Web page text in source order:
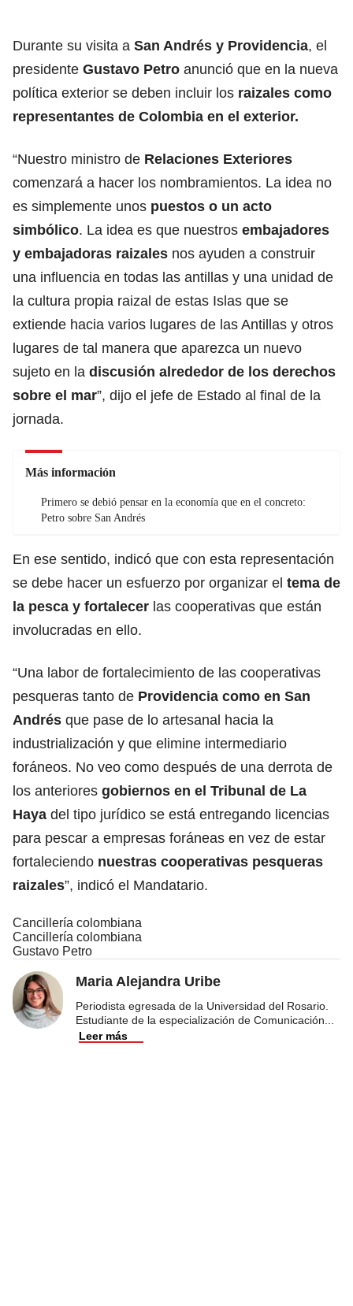
Durante su visita a San Andrés y Providencia, el
presidente Gustavo Petro anunció que en la nueva
política exterior se deben incluir los raizales como
representantes de Colombia en el exterior.
“Nuestro ministro de Relaciones Exteriores
comenzará a hacer los nombramientos. La idea no
es simplemente unos puestos o un acto
simbólico. La idea es que nuestros embajadores
y embajadoras raizales nos ayuden a construir
una influencia en todas las antillas y una unidad de
la cultura propia raizal de estas Islas que se
extiende hacia varios lugares de las Antillas y otros
lugares de tal manera que aparezca un nuevo
sujeto en la discusión alrededor de los derechos
sobre el mar”, dijo el jefe de Estado al final de la
jornada.
Más información
Primero se debió pensar en la economía que en el concreto:
Petro sobre San Andrés
En ese sentido, indicó que con esta representación
se debe hacer un esfuerzo por organizar el tema de
la pesca y fortalecer las cooperativas que están
involucradas en ello.
“Una labor de fortalecimiento de las cooperativas
pesqueras tanto de Providencia como en San
Andrés que pase de lo artesanal hacia la
industrialización y que elimine intermediario
foráneos. No veo como después de una derrota de
los anteriores gobiernos en el Tribunal de La
Haya del tipo jurídico se está entregando licencias
para pescar a empresas foráneas en vez de estar
fortaleciendo nuestras cooperativas pesqueras
raizales”, indicó el Mandatario.
Cancillería colombiana
Cancillería colombiana
Gustavo Petro
Maria Alejandra Uribe
Periodista egresada de la Universidad del Rosario.
Estudiante de la especialización de Comunicación
Leer más